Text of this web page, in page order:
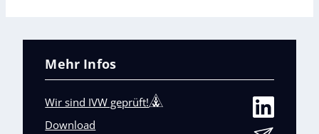
Mehr Infos
Wir sind IVW geprüft!
Download